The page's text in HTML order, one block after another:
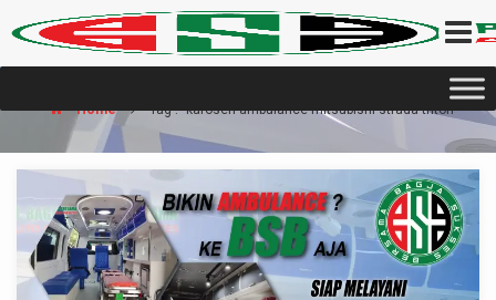
Home Tag : "karoseri ambulance mitsubishi strada triton"